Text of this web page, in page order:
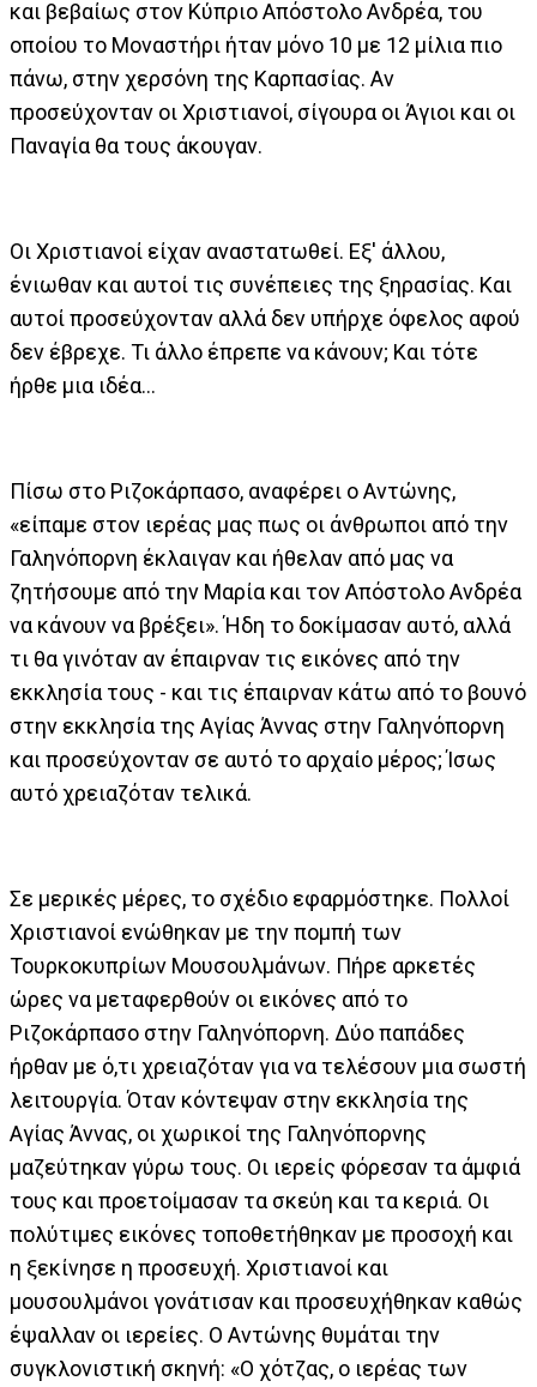
και βεβαίως στον Κύπριο Απόστολο Ανδρέα, του
οποίου το Μοναστήρι ήταν μόνο 10 με 12 μίλια πιο
πάνω, στην χερσόνη της Καρπασίας. Αν
προσεύχονταν οι Χριστιανοί, σίγουρα οι Άγιοι και οι
Παναγία θα τους άκουγαν.
Οι Χριστιανοί είχαν αναστατωθεί. Εξ' άλλου,
ένιωθαν και αυτοί τις συνέπειες της ξηρασίας. Και
αυτοί προσεύχονταν αλλά δεν υπήρχε όφελος αφού
δεν έβρεχε. Τι άλλο έπρεπε να κάνουν; Και τότε
ήρθε μια ιδέα...
Πίσω στο Ριζοκάρπασο, αναφέρει ο Αντώνης,
«είπαμε στον ιερέας μας πως οι άνθρωποι από την
Γαληνόπορνη έκλαιγαν και ήθελαν από μας να
ζητήσουμε από την Μαρία και τον Απόστολο Ανδρέα
να κάνουν να βρέξει». Ήδη το δοκίμασαν αυτό, αλλά
τι θα γινόταν αν έπαιρναν τις εικόνες από την
εκκλησία τους - και τις έπαιρναν κάτω από το βουνό
στην εκκλησία της Αγίας Άννας στην Γαληνόπορνη
και προσεύχονταν σε αυτό το αρχαίο μέρος; Ίσως
αυτό χρειαζόταν τελικά.
Σε μερικές μέρες, το σχέδιο εφαρμόστηκε. Πολλοί
Χριστιανοί ενώθηκαν με την πομπή των
Τουρκοκυπρίων Μουσουλμάνων. Πήρε αρκετές
ώρες να μεταφερθούν οι εικόνες από το
Ριζοκάρπασο στην Γαληνόπορνη. Δύο παπάδες
ήρθαν με ό,τι χρειαζόταν για να τελέσουν μια σωστή
λειτουργία. Όταν κόντεψαν στην εκκλησία της
Αγίας Άννας, οι χωρικοί της Γαληνόπορνης
μαζεύτηκαν γύρω τους. Οι ιερείς φόρεσαν τα άμφιά
τους και προετοίμασαν τα σκεύη και τα κεριά. Οι
πολύτιμες εικόνες τοποθετήθηκαν με προσοχή και
η ξεκίνησε η προσευχή. Χριστιανοί και
μουσουλμάνοι γονάτισαν και προσευχήθηκαν καθώς
έψαλλαν οι ιερείες. Ο Αντώνης θυμάται την
συγκλονιστική σκηνή: «Ο χότζας, ο ιερέας των